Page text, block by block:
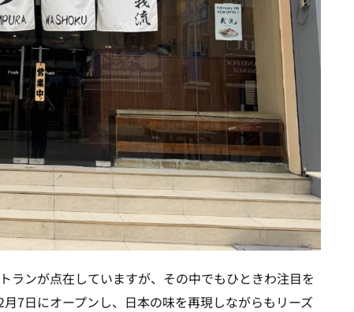
ランが点在していますが、その中でもひときわ注目を
7日にオープンし、日本の味を再現しながらもリーズ